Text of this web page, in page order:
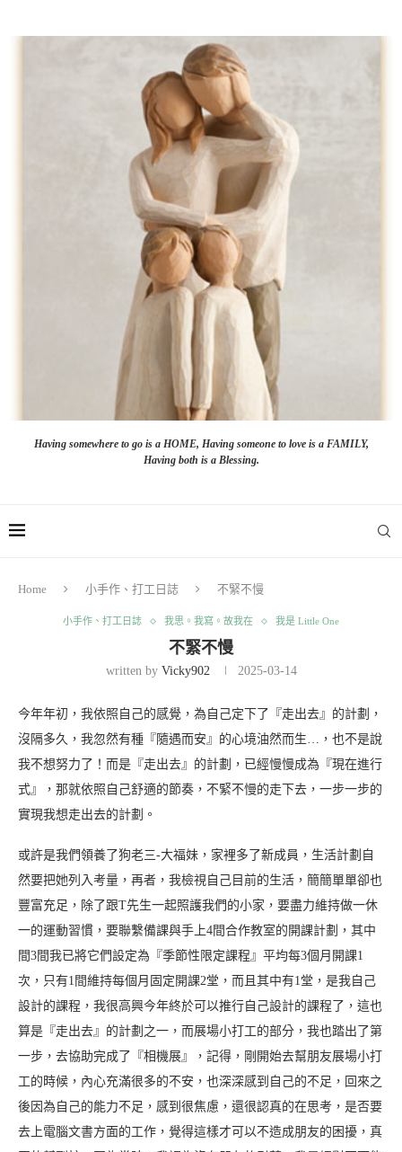
Having somewhere to go is a HOME, Having someone to love is a FAMILY,
Having both is a Blessing.
Home 小手作、打工日誌 不緊不慢
小手作、打工日誌 我思。我寫。故我在 我是 Little One
不緊不慢
written by Vicky902 2025-03-14
今年年初，我依照自己的感覺，為自己定下了『走出去』的計劃，
沒隔多久，我忽然有種『隨遇而安』的心境油然而生…，也不是說
我不想努力了！而是『走出去』的計劃，已經慢慢成為『現在進行
式』，那就依照自己舒適的節奏，不緊不慢的走下去，一步一步的
實現我想走出去的計劃。
或許是我們領養了狗老三-大福妹，家裡多了新成員，生活計劃自
然要把她列入考量，再者，我檢視自己目前的生活，簡簡單單卻也
豐富充足，除了跟T先生一起照護我們的小家，要盡力維持做一休
一的運動習慣，要聯繫備課與手上4間合作教室的開課計劃，其中
間3間我已將它們設定為『季節性限定課程』平均每3個月開課1
次，只有1間維持每個月固定開課2堂，而且其中有1堂，是我自己
設計的課程，我很高興今年終於可以推行自己設計的課程了，這也
算是『走出去』的計劃之一，而展場小打工的部分，我也踏出了第
一步，去協助完成了『相機展』，記得，剛開始去幫朋友展場小打
工的時候，內心充滿很多的不安，也深深感到自己的不足，回來之
後因為自己的能力不足，感到很焦慮，還很認真的在思考，是否要
去上電腦文書方面的工作，覺得這樣才可以不造成朋友的困擾，真